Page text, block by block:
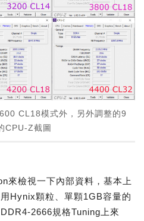
CL18模式外，另外調整的9
CPU-Z截圖
來檢視一下內部資料，基本上
Hynix顆粒、單顆1GB容量的
2666規格Tuning上來